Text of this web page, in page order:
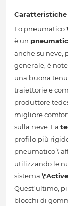
Caratteristiche
Lo pneumatico
è un
anche su neve,
generale, è
una buona
traiettorie e
produttore
migliore
sulla neve. La
profilo più
pneumatico
utilizzando le
sistema
Quest'ultimo,
blocchi di